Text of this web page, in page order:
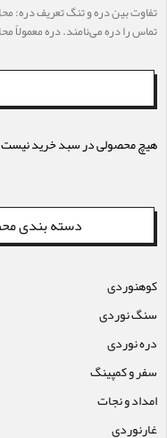
تفاوت بین دره و تنگ تعریف دره:
تماس را دره می‌نامند. دره معمولاً
هیچ محصولی در سبد خرید
دسته بندی
کوهنوردی
سنگ نوردی
دره نوردی
سفر و کمپینگ
امداد و نجات
غارنوردی